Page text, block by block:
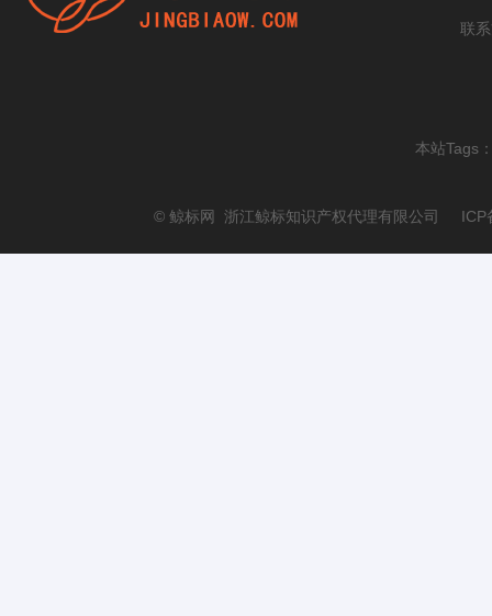
联
本站Tags
© 鲸标网 浙江鲸标知识产权代理有限公司 ICP